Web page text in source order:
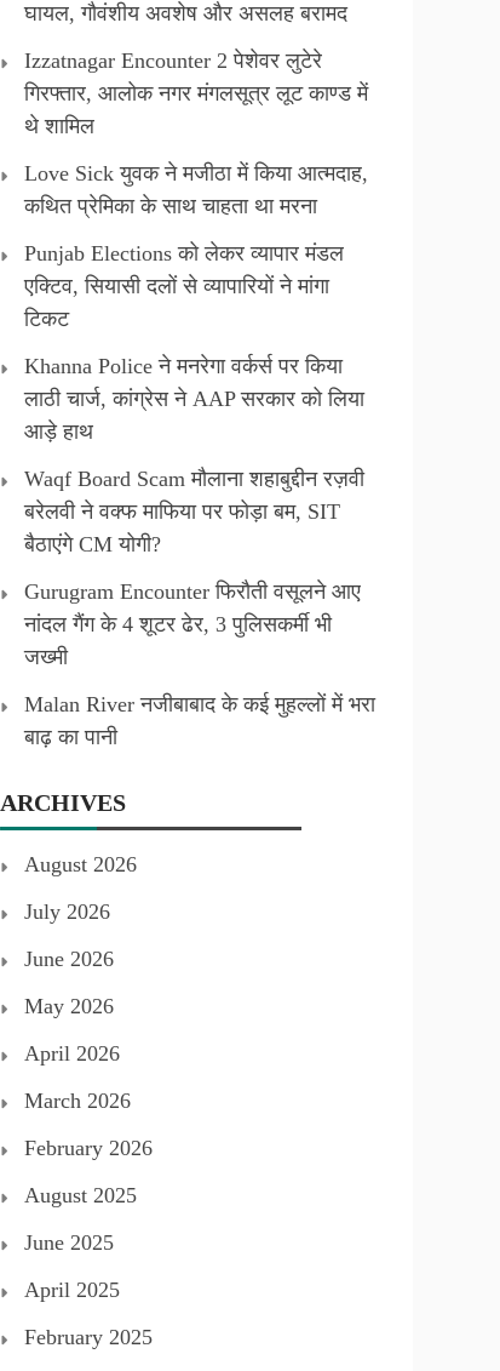
घायल, गौवंशीय अवशेष और असलह बरामद
Izzatnagar Encounter 2 पेशेवर लुटेरे
गिरफ्तार, आलोक नगर मंगलसूत्र लूट काण्‍ड में
थे शामिल
Love Sick युवक ने मजीठा में किया आत्मदाह,
कथित प्रेमिका के साथ चाहता था मरना
Punjab Elections को लेकर व्यापार मंडल
एक्टिव, सियासी दलों से व्यापारियों ने मांगा
टिकट
Khanna Police ने मनरेगा वर्कर्स पर किया
लाठी चार्ज, कांग्रेस ने AAP सरकार को लिया
आड़े हाथ
Waqf Board Scam मौलाना शहाबुद्दीन रज़वी
बरेलवी ने वक्फ माफिया पर फोड़ा बम, SIT
बैठाएंगे CM योगी?
Gurugram Encounter फिरौती वसूलने आए
नांदल गैंग के 4 शूटर ढेर, 3 पुलिसकर्मी भी
जख्मी
Malan River नजीबाबाद के कई मुहल्लों में भरा
बाढ़ का पानी
ARCHIVES
August 2026
July 2026
June 2026
May 2026
April 2026
March 2026
February 2026
August 2025
June 2025
April 2025
February 2025